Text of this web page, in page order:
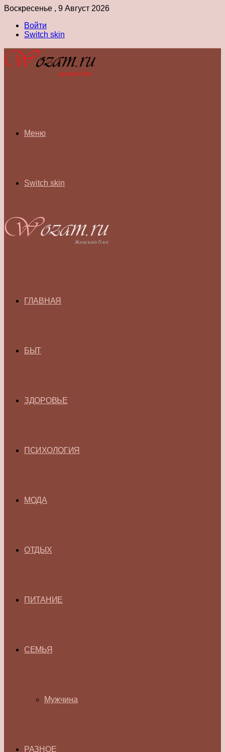
Воскресенье , 9 Август 2026
Войти
Switch skin
Меню
Switch skin
ГЛАВНАЯ
БЫТ
ЗДОРОВЬЕ
ПСИХОЛОГИЯ
МОДА
ОТДЫХ
ПИТАНИЕ
СЕМЬЯ
Мужчина
РАЗНОЕ